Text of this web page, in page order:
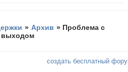
» Архив » Проблема с
выходом
создать бесплатный